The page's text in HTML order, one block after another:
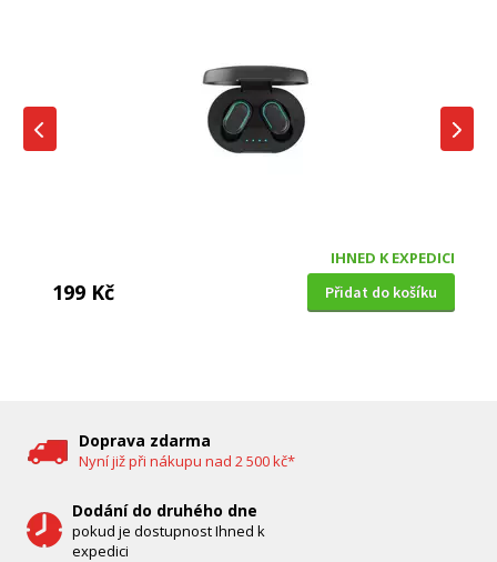
IHNED K EXPEDICI
199 Kč Přidat do košíku
Doprava zdarma
Nyní již při nákupu nad 2 500 kč*
Dodání do druhého dne
pokud je dostupnost Ihned k
expedici